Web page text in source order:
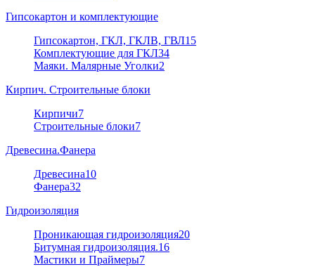
Гипсокартон и комплектующие
Гипсокартон, ГКЛ, ГКЛВ, ГВЛ15
Комплектующие для ГКЛ34
Маяки. Малярные Уголки2
Кирпич. Строительные блоки
Кирпичи7
Строительные блоки7
Древесина.Фанера
Древесина10
Фанера32
Гидроизоляция
Проникающая гидроизоляция20
Битумная гидроизоляция.16
Мастики и Праймеры7